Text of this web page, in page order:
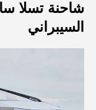
أفضل وجبات
مخطط تلال الغاف
شاحنة تسلا
السيبراني